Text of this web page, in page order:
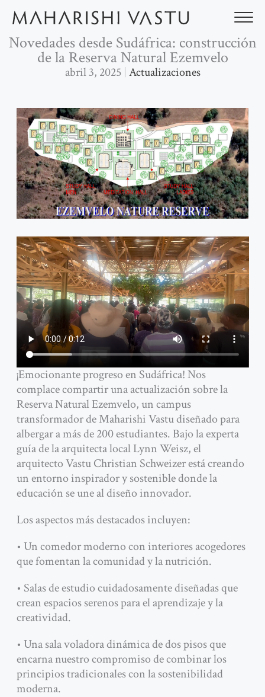
contenido
Novedades desde Sudáfrica: construcción
de la Reserva Natural Ezemvelo
abril 3, 2025 Actualizaciones
¡Emocionante progreso en Sudáfrica! Nos
complace compartir una actualización sobre la
Reserva Natural Ezemvelo, un campus
transformador de Maharishi Vastu diseñado para
albergar a más de 200 estudiantes. Bajo la experta
guía de la arquitecta local Lynn Weisz, el
arquitecto Vastu Christian Schweizer está creando
un entorno inspirador y sostenible donde la
educación se une al diseño innovador.
Los aspectos más destacados incluyen:
• Un comedor moderno con interiores acogedores
que fomentan la comunidad y la nutrición.
• Salas de estudio cuidadosamente diseñadas que
crean espacios serenos para el aprendizaje y la
creatividad.
• Una sala voladora dinámica de dos pisos que
encarna nuestro compromiso de combinar los
principios tradicionales con la sostenibilidad
moderna.